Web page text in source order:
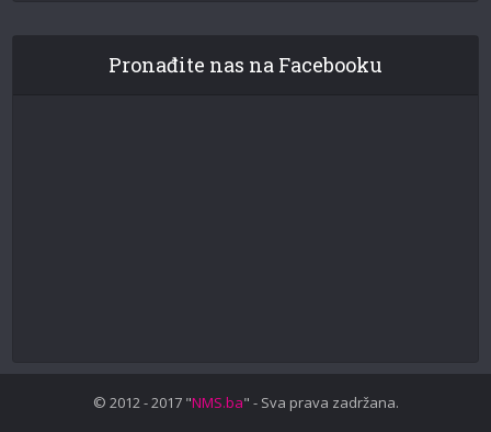
Pronađite nas na Facebooku
© 2012 - 2017 "NMS.ba" - Sva prava zadržana.